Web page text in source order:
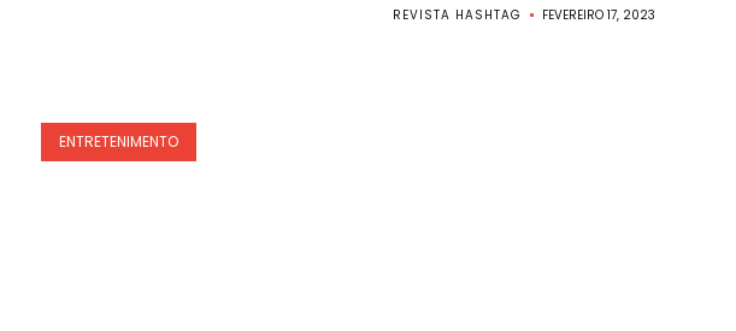
ENTRETENIMENTO
REVISTA HASHTAG FEVEREIRO 17, 2023